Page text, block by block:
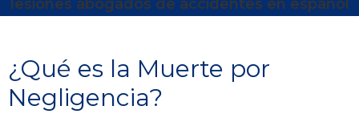
¿Qué es la Muerte por
Negligencia?